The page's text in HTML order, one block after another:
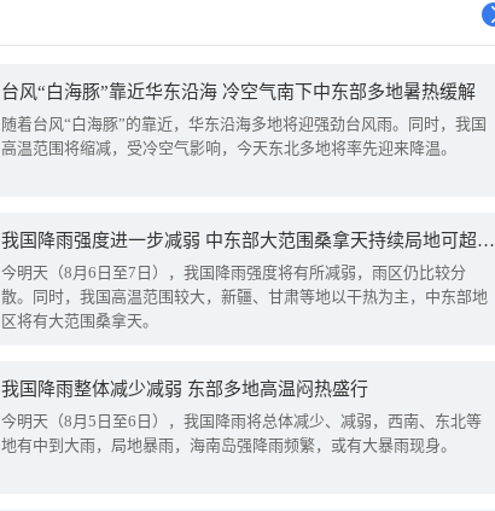
台风“白海豚”靠近华东沿海 冷空气南下中东部多地暑热缓解
随着台风“白海豚”的靠近，华东沿海多地将迎强劲台风雨。同时，我国
高温范围将缩减，受冷空气影响，今天东北多地将率先迎来降温。
我国降雨强度进一步减弱 中东部大范围桑拿天持续局地可超38℃
今明天（8月6日至7日），我国降雨强度将有所减弱，雨区仍比较分
散。同时，我国高温范围较大，新疆、甘肃等地以干热为主，中东部地
区将有大范围桑拿天。
我国降雨整体减少减弱 东部多地高温闷热盛行
今明天（8月5日至6日），我国降雨将总体减少、减弱，西南、东北等
地有中到大雨，局地暴雨，海南岛强降雨频繁，或有大暴雨现身。